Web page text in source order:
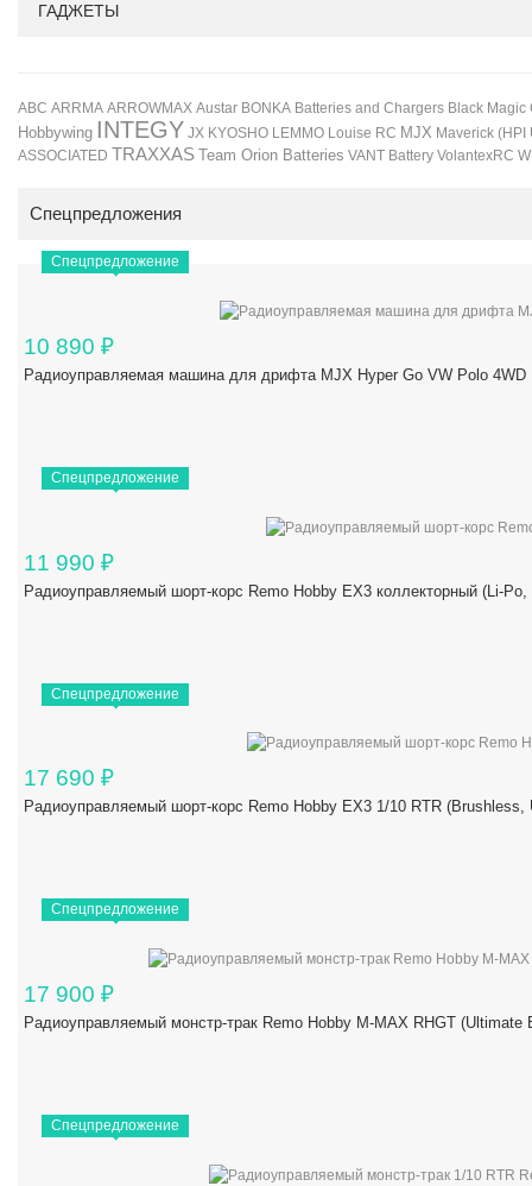
ГАДЖЕТЫ
ABC ARRMA ARROWMAX Austar BONKA Batteries and Chargers Black Magic
Hobbywing INTEGY JX KYOSHO LEMMO Louise RC MJX Maverick (HPI
ASSOCIATED TRAXXAS Team Orion Batteries VANT Battery VolantexRC
Спецпредложения
Спецпредложение
10 890 ₽
Радиоуправляемая машина для дрифта MJX Hyper Go VW Polo
Спецпредложение
11 990 ₽
Радиоуправляемый шорт-корс Remo Hobby EX3 коллекторный (Li-
Спецпредложение
17 690 ₽
Радиоуправляемый шорт-корс Remo Hobby EX3 1/10 RTR
Спецпредложение
17 900 ₽
Радиоуправляемый монстр-трак Remo Hobby M-MAX RHGT
Спецпредложение